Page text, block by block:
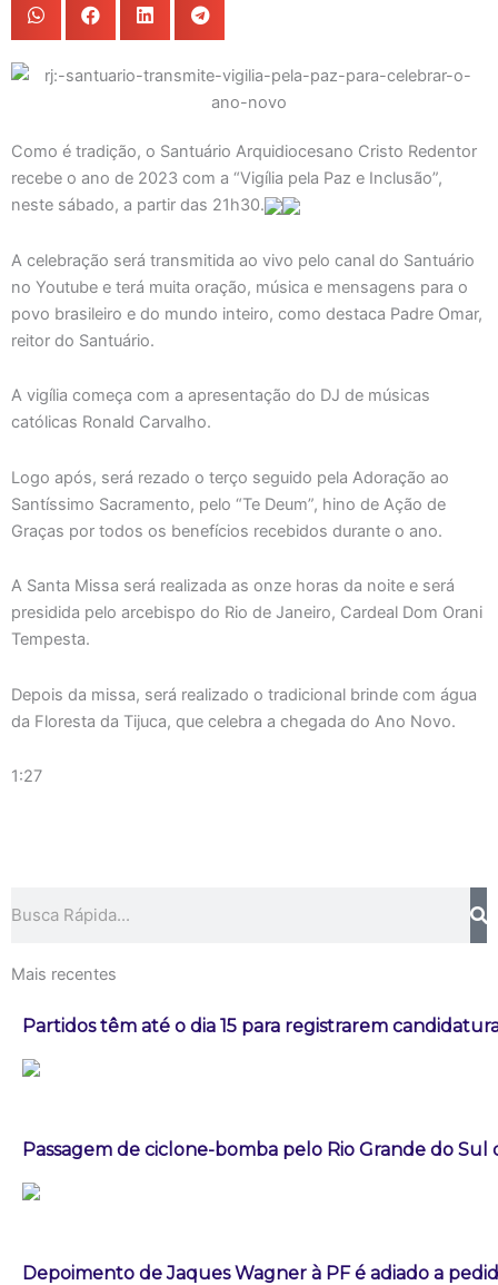
Como é tradição, o Santuário Arquidiocesano Cristo Redentor
recebe o ano de 2023 com a “Vigília pela Paz e Inclusão”,
neste sábado, a partir das 21h30.
A celebração será transmitida ao vivo pelo canal do Santuário
no Youtube e terá muita oração, música e mensagens para o
povo brasileiro e do mundo inteiro, como destaca Padre Omar,
reitor do Santuário.
A vigília começa com a apresentação do DJ de músicas
católicas Ronald Carvalho.
Logo após, será rezado o terço seguido pela Adoração ao
Santíssimo Sacramento, pelo “Te Deum”, hino de Ação de
Graças por todos os benefícios recebidos durante o ano.
A Santa Missa será realizada as onze horas da noite e será
presidida pelo arcebispo do Rio de Janeiro, Cardeal Dom Orani
Tempesta.
Depois da missa, será realizado o tradicional brinde com água
da Floresta da Tijuca, que celebra a chegada do Ano Novo.
1:27
Mais recentes
Partidos têm até o dia 15 para registrarem
Passagem de ciclone-bomba pelo Rio Grande do
Depoimento de Jaques Wagner à PF é adiado a